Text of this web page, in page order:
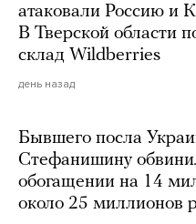
атаковали Россию и
В Тверской области
склад Wildberries
день назад
Бывшего посла
Стефанишину
обогащении на 14
около 25 миллионов